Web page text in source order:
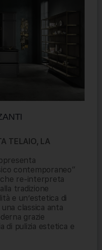
TELAIO, LA
contemporaneo”
re-interpreta
tradizione
e un’estetica di
classica anta
grazie
di pulizia estetica e